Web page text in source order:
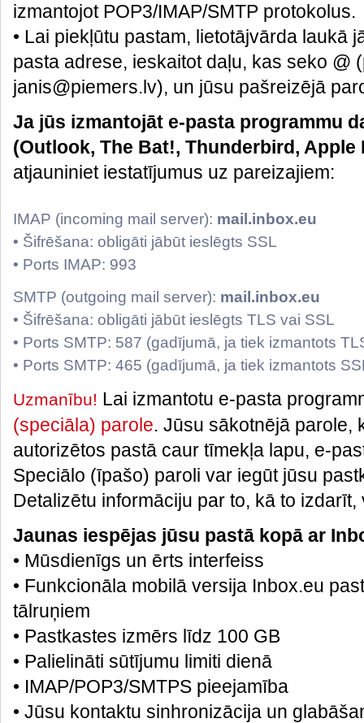
izmantojot POP3/IMAP/SMTP protokolus.
• Lai piekļūtu pastam, lietotājvārda laukā
pasta adrese, ieskaitot daļu, kas seko @
janis@piemers.lv), un jūsu pašreizējā
Ja jūs izmantojāt e-pasta programmu
(Outlook, The Bat!, Thunderbird, Apple
atjauniniet iestatījumus uz pareizajiem:
IMAP (incoming mail server): mail.inbox.eu
• Šifrēšana: obligāti jābūt ieslēgts SSL
• Ports IMAP: 993
SMTP (outgoing mail server): mail.inbox.eu
• Šifrēšana: obligāti jābūt ieslēgts TLS vai SSL
• Ports SMTP: 587 (gadījumā, ja tiek izmantots
• Ports SMTP: 465 (gadījumā, ja tiek izmantots
Uzmanību! Lai izmantotu e-pasta
(speciāla) parole. Jūsu sākotnējā parole,
autorizētos pastā caur tīmekļa lapu, e-
Speciālo (īpašo) paroli var iegūt jūsu
Detalizētu informāciju par to, kā to
Jaunas iespējas jūsu pastā kopā ar
• Mūsdienīgs un ērts interfeiss
• Funkcionāla mobilā versija Inbox.eu
tālruņiem
• Pastkastes izmērs līdz 100 GB
• Palielināti sūtījumu limiti dienā
• IMAP/POP3/SMTPS pieejamība
• Jūsu kontaktu sinhronizācija un